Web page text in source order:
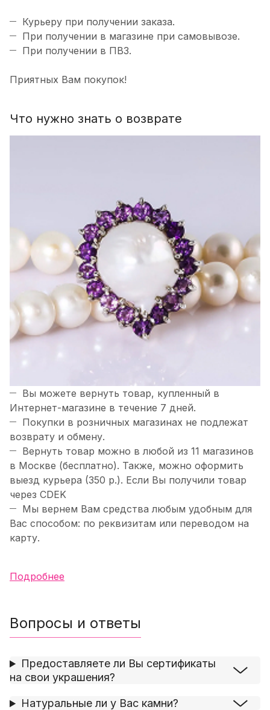
Курьеру при получении заказа.
При получении в магазине при самовывозе.
При получении в ПВЗ.
Приятных Вам покупок!
Что нужно знать о возврате
Вы можете вернуть товар, купленный в
Интернет-магазине в течение 7 дней.
Покупки в розничных магазинах не подлежат
возврату и обмену.
Вернуть товар можно в любой из 11 магазинов
в Москве (бесплатно). Также, можно оформить
выезд курьера (350 р.). Если Вы получили товар
через CDEK
Мы вернем Вам средства любым удобным для
Вас способом: по реквизитам или переводом на
карту.
Подробнее
Вопросы и ответы
Предоставляете ли Вы сертификаты
на свои украшения?
Натуральные ли у Вас камни?